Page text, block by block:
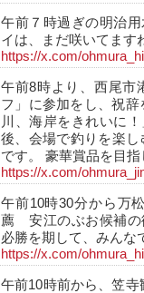
午前７時過ぎの明治
イは、まだ咲いてます
https://x.com/
午前8時より、西尾市
フ」に参加をし、祝
川、海岸をきれいに
後、会場で釣りを楽
です。 豪華賞品を目
https://x.com/
午前10時30分から万
薦 安江のぶお候補の
必勝を期して、みんな
https://x.com/
午前10時前から、笠